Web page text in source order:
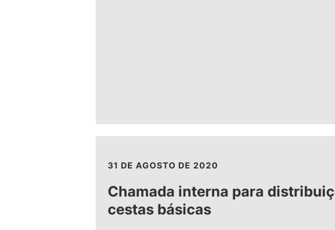
31 DE AGOSTO DE 2020
Chamada interna para
cestas básicas